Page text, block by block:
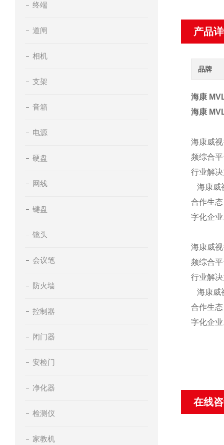
终端
道闸
相机
支架
音箱
电源
硬盘
网线
键盘
镜头
会议笔
防火墙
控制器
闭门器
安检门
净化器
检测仪
家教机
产品
品牌
海康
海康
海康威
频综合
行业解
海康威
合作生
字化企
海康威
频综合
行业解
海康威
合作生
字化企
在线